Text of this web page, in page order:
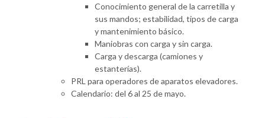
Conocimiento general de la carretilla y
sus mandos; estabilidad, tipos de carga
y mantenimiento básico.
Maniobras con carga y sin carga.
Carga y descarga (camiones y
estanterías).
PRL para operadores de aparatos elevadores.
Calendario: del 6 al 25 de mayo.